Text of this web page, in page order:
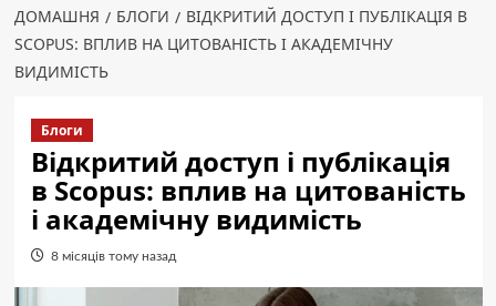
ДОМАШНЯ БЛОГИ
ВІДКРИТИЙ ДОСТУП І ПУБЛІКАЦІЯ В
SCOPUS: ВПЛИВ НА ЦИТОВАНІСТЬ І АКАДЕМІЧНУ
ВИДИМІСТЬ
Блоги
Відкритий доступ і публікація
в Scopus: вплив на цитованість
і академічну видимість
8 місяців тому назад